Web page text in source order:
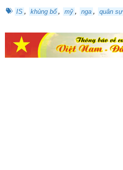
IS , khủng bố , mỹ , nga , quân sự